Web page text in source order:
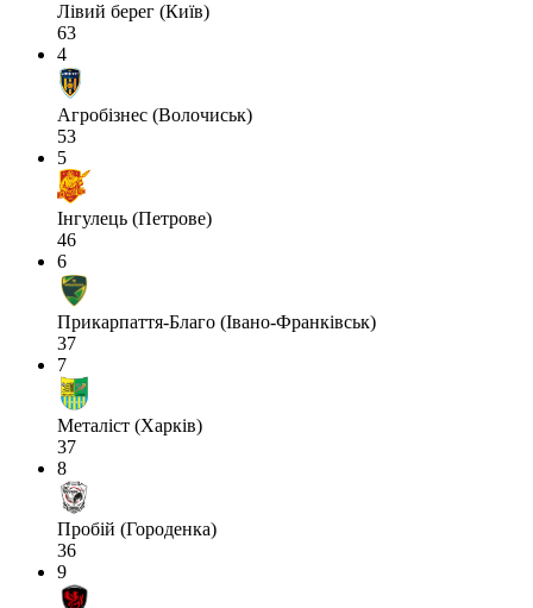
Лівий берег (Київ)
63
4
Агробізнес (Волочиськ)
53
5
Інгулець (Петрове)
46
6
Прикарпаття-Благо (Івано-Франківськ)
37
7
Металіст (Харків)
37
8
Пробій (Городенка)
36
9